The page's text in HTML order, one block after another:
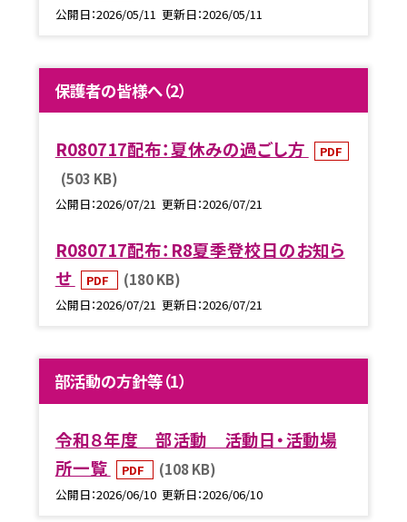
公開日 2026/05/11 更新日 2026/05/11
保護者の皆様へ（2）
R080717配布：夏休みの過ごし方 PDF
(503 KB)
公開日 2026/07/21 更新日 2026/07/21
R080717配布：R8夏季登校日のお知ら
せ
PDF (180 KB)
公開日 2026/07/21 更新日 2026/07/21
部活動の方針等（1）
令和８年度 部活動 活動日・活動場
所一覧
PDF (108 KB)
公開日 2026/06/10 更新日 2026/06/10